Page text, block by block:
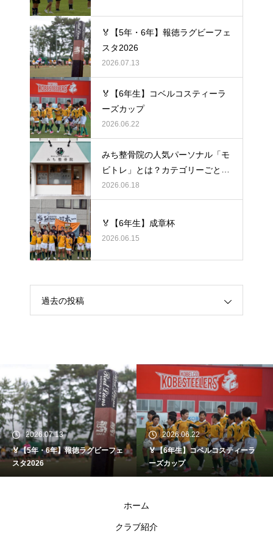
🏅【5年・6年】報徳ラグビーフェ
スタ2026
2026.07.13
🏅【6年生】コベルコスティーラ
ーズカップ
2026.06.22
みち整骨院の人気パーソナル「モ
ビトレ」とは？カテゴリーごとの
ラグビーの悩みをヒントに考え
る、身体のケア
2026.06.18
🏅【6年生】成章杯
2026.06.15
過去の投稿
2026.07.13
🏅【5年・6年】報徳ラグビーフェ
スタ2026
2026.06.22
🏅【6年生】コベルコスティーラ
ーズカップ
ホーム
クラブ紹介